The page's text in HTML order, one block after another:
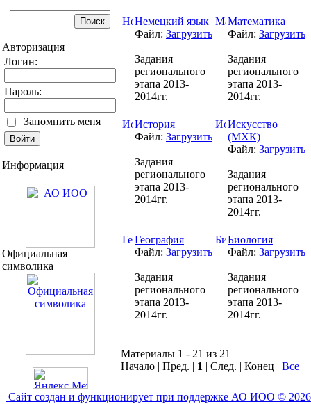
Авторизация
Логин:
Пароль:
Запомнить меня
Информация
Официальная
символика
Немецкий язык
Файл: Загрузить
Задания
регионального
этапа 2013-
2014гг.
Математика
Файл: Загрузить
Задания
регионального
этапа 2013-
2014гг.
История
Файл: Загрузить
Задания
регионального
этапа 2013-
2014гг.
Искусство
(МХК)
Файл: Загрузить
Задания
регионального
этапа 2013-
2014гг.
География
Файл: Загрузить
Задания
регионального
этапа 2013-
2014гг.
Биология
Файл: Загрузить
Задания
регионального
этапа 2013-
2014гг.
Материалы 1 - 21 из 21
Начало | Пред. | 1 | След. | Конец | Все
Сайт создан и функционирует при поддержке АО ИОО © 2026